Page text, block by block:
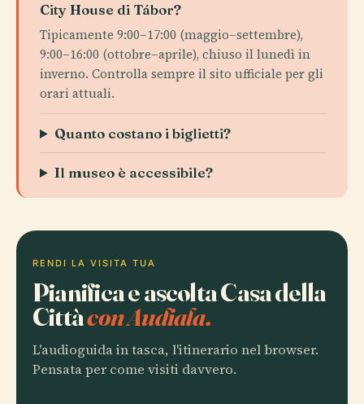
City House di Tábor?
Tipicamente 9:00–17:00 (maggio–settembre),
9:00–16:00 (ottobre–aprile), chiuso il lunedì in
inverno. Controlla sempre il sito ufficiale per gli
orari attuali.
Quanto costano i biglietti?
Il museo è accessibile?
RENDI LA VISITA TUA
Pianifica e ascolta Casa della
Cittàcon Audiala.
L'audioguida in tasca, l'itinerario nel browser.
Pensata per come visiti davvero.